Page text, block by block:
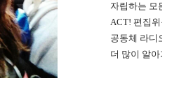
자립하는 모든
ACT! 편집위원
공동체 라디오,
더 많이 알아가